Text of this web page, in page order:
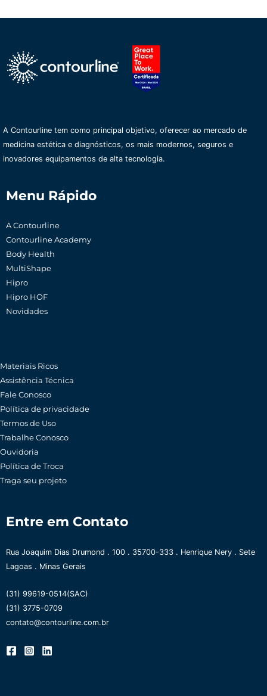
A Contourline tem como principal objetivo, oferecer ao mercado de
medicina estética e diagnósticos, os mais modernos, seguros e
inovadores equipamentos de alta tecnologia.
Menu Rápido
A Contourline
Contourline Academy
Body Health
MultiShape
Hipro
Hipro HOF
Novidades
Materiais Ricos
Assistência Técnica
Fale Conosco
Política de privacidade
Termos de Uso
Trabalhe Conosco
Ouvidoria
Política de Troca
Traga seu projeto
Entre em Contato
Rua Joaquim Dias Drumond . 100 . 35700-333 . Henrique Nery . Sete
Lagoas . Minas Gerais
(31) 99619-0514(SAC)
(31) 3775-0709
contato@contourline.com.br